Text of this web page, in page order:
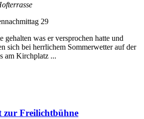
gehalten was er versprochen hatte und
sich bei herrlichem Sommerwetter auf der
am Kirchplatz ...
zur Freilichtbühne